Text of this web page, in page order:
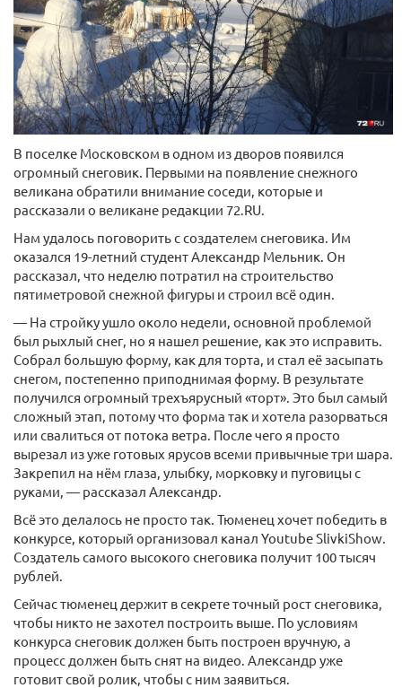
В поселке Московском в одном из дворов появился
огромный снеговик. Первыми на появление снежного
великана обратили внимание соседи, которые и
рассказали о великане редакции 72.RU.
Нам удалось поговорить с создателем снеговика. Им
оказался 19-летний студент Александр Мельник. Он
рассказал, что неделю потратил на строительство
пятиметровой снежной фигуры и строил всё один.
— На стройку ушло около недели, основной проблемой
был рыхлый снег, но я нашел решение, как это исправить.
Собрал большую форму, как для торта, и стал её засыпать
снегом, постепенно приподнимая форму. В результате
получился огромный трехъярусный «торт». Это был самый
сложный этап, потому что форма так и хотела разорваться
или свалиться от потока ветра. После чего я просто
вырезал из уже готовых ярусов всеми привычные три шара.
Закрепил на нём глаза, улыбку, морковку и пуговицы с
руками, — рассказал Александр.
Всё это делалось не просто так. Тюменец хочет победить в
конкурсе, который организовал канал Youtube SlivkiShow.
Создатель самого высокого снеговика получит 100 тысяч
рублей.
Сейчас тюменец держит в секрете точный рост снеговика,
чтобы никто не захотел построить выше. По условиям
конкурса снеговик должен быть построен вручную, а
процесс должен быть снят на видео. Александр уже
готовит свой ролик, чтобы с ним заявиться.